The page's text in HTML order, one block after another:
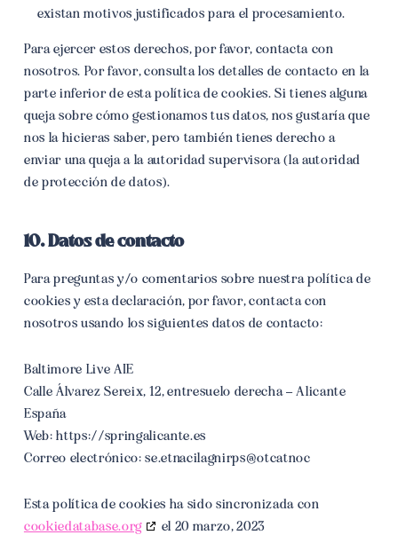
existan motivos justificados para el procesamiento.
Para ejercer estos derechos, por favor, contacta con
nosotros. Por favor, consulta los detalles de contacto en la
parte inferior de esta política de cookies. Si tienes alguna
queja sobre cómo gestionamos tus datos, nos gustaría que
nos la hicieras saber, pero también tienes derecho a
enviar una queja a la autoridad supervisora (la autoridad
de protección de datos).
10. Datos de contacto
Para preguntas y/o comentarios sobre nuestra política de
cookies y esta declaración, por favor, contacta con
nosotros usando los siguientes datos de contacto:
Baltimore Live AIE
Calle Álvarez Sereix, 12, entresuelo derecha – Alicante
España
Web: https://springalicante.es
Correo electrónico:contacto@springalicante.es
Esta política de cookies ha sido sincronizada con
cookiedatabase.org
el 20 marzo, 2023